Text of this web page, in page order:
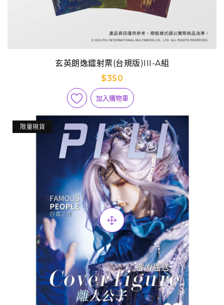
玄英朗逸鐳射票(台規版)III-A組
$350
加入購物車
限量現貨